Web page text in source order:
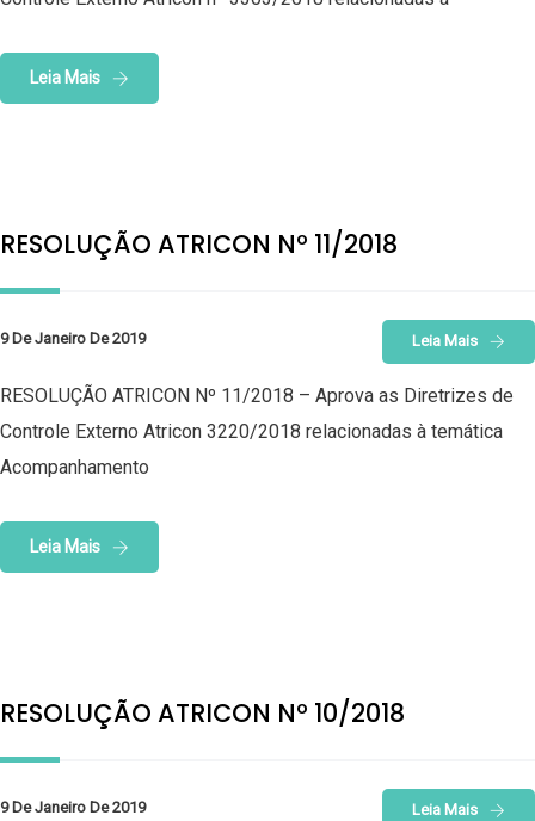
Leia Mais
RESOLUÇÃO ATRICON Nº 11/2018
9 De Janeiro De 2019 Leia Mais
RESOLUÇÃO ATRICON Nº 11/2018 – Aprova as Diretrizes de
Controle Externo Atricon 3220/2018 relacionadas à temática
Acompanhamento
Leia Mais
RESOLUÇÃO ATRICON Nº 10/2018
9 De Janeiro De 2019 Leia Mais